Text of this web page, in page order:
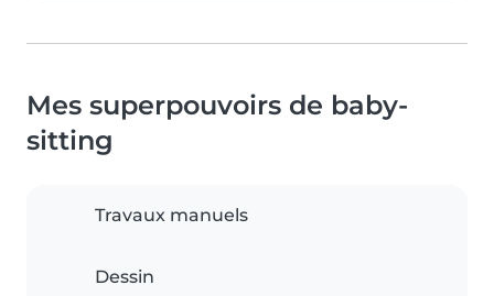
Mes superpouvoirs de baby-
sitting
Travaux manuels
Dessin